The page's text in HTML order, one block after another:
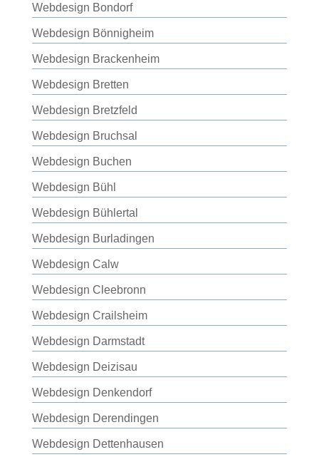
Webdesign Bondorf
Webdesign Bönnigheim
Webdesign Brackenheim
Webdesign Bretten
Webdesign Bretzfeld
Webdesign Bruchsal
Webdesign Buchen
Webdesign Bühl
Webdesign Bühlertal
Webdesign Burladingen
Webdesign Calw
Webdesign Cleebronn
Webdesign Crailsheim
Webdesign Darmstadt
Webdesign Deizisau
Webdesign Denkendorf
Webdesign Derendingen
Webdesign Dettenhausen